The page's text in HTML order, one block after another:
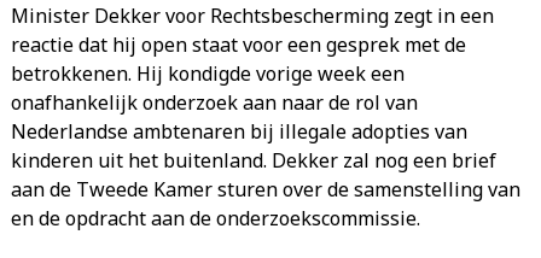
Minister Dekker voor Rechtsbescherming zegt in een
reactie dat hij open staat voor een gesprek met de
betrokkenen. Hij kondigde vorige week een
onafhankelijk onderzoek aan naar de rol van
Nederlandse ambtenaren bij illegale adopties van
kinderen uit het buitenland. Dekker zal nog een brief
aan de Tweede Kamer sturen over de samenstelling van
en de opdracht aan de onderzoekscommissie.